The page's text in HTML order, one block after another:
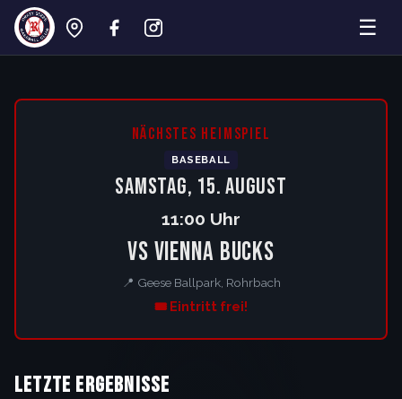
☰
NÄCHSTES HEIMSPIEL
BASEBALL
Samstag, 15. August
11:00 Uhr
vs Vienna Bucks
📍 Geese Ballpark, Rohrbach
🎟️ Eintritt frei!
Letzte Ergebnisse